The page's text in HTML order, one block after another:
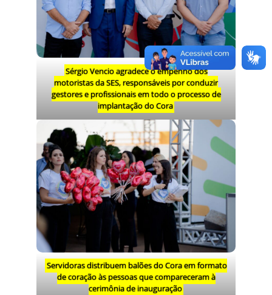
Sérgio Vencio agradece o empenho dos
motoristas da SES, responsáveis por conduzir
gestores e profissionais em todo o processo de
implantação do Cora
Servidoras distribuem balões do Cora em formato
de coração às pessoas que compareceram à
cerimônia de inauguração